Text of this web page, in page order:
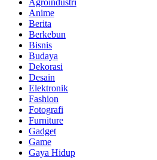
Anime
Berita
Berkebun
Bisnis
Budaya
Dekorasi
Desain
Elektronik
Fashion
Fotografi
Furniture
Gadget
Game
Gaya Hidup